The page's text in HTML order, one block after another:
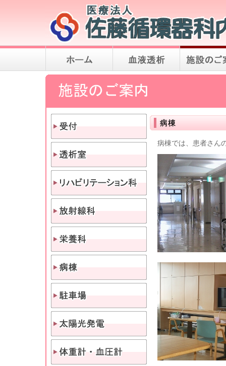
病棟では、患者さん